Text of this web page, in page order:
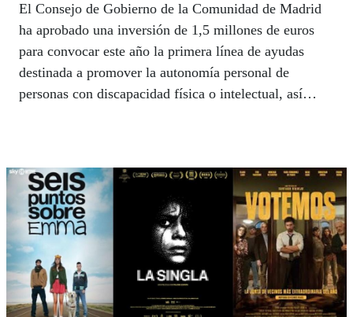
El Consejo de Gobierno de la Comunidad de Madrid
ha aprobado una inversión de 1,5 millones de euros
para convocar este año la primera línea de ayudas
destinada a promover la autonomía personal de
personas con discapacidad física o intelectual, así